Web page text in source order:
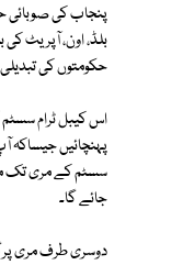
پنجاب کی صوبائی
بلڈ، اون، آپریٹ
حکومتوں کی
پہنچائیں جیساکہ
سسٹم کے مری تک
جائے گا۔
دوسری طرف مری